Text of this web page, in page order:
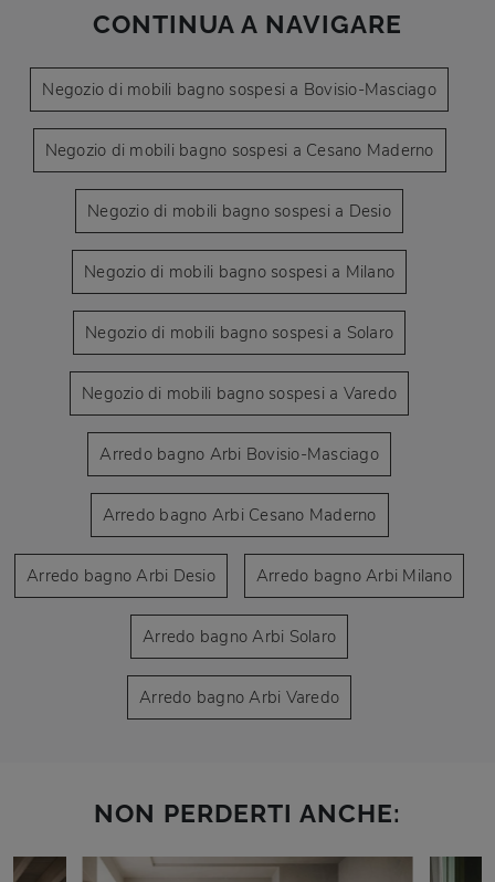
CONTINUA A NAVIGARE
Negozio di mobili bagno sospesi a Bovisio-Masciago
Negozio di mobili bagno sospesi a Cesano Maderno
Negozio di mobili bagno sospesi a Desio
Negozio di mobili bagno sospesi a Milano
Negozio di mobili bagno sospesi a Solaro
Negozio di mobili bagno sospesi a Varedo
Arredo bagno Arbi Bovisio-Masciago
Arredo bagno Arbi Cesano Maderno
Arredo bagno Arbi Desio Arredo bagno Arbi Milano
Arredo bagno Arbi Solaro
Arredo bagno Arbi Varedo
NON PERDERTI ANCHE: